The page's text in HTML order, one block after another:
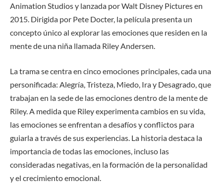
Animation Studios y lanzada por Walt Disney Pictures en
2015. Dirigida por Pete Docter, la película presenta un
concepto único al explorar las emociones que residen en la
mente de una niña llamada Riley Andersen.
La trama se centra en cinco emociones principales, cada una
personificada: Alegría, Tristeza, Miedo, Ira y Desagrado, que
trabajan en la sede de las emociones dentro de la mente de
Riley. A medida que Riley experimenta cambios en su vida,
las emociones se enfrentan a desafíos y conflictos para
guiarla a través de sus experiencias. La historia destaca la
importancia de todas las emociones, incluso las
consideradas negativas, en la formación de la personalidad
y el crecimiento emocional.